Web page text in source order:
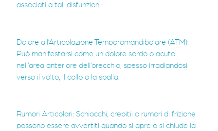
associati a tali disfunzioni:
Dolore all’Articolazione Temporomandibolare (ATM):
Può manifestarsi come un dolore sordo o acuto
nell’area anteriore dell’orecchio, spesso irradiandosi
verso il volto, il collo o la spalla.
Rumori Articolari: Schiocchi, crepitii o rumori di frizione
possono essere avvertiti quando si apre o si chiude la